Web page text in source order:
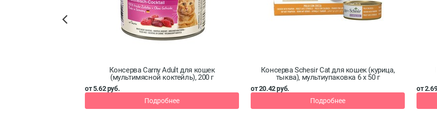
Консерва Carny Adult для кошек
(мультимясной коктейль), 200 г
от 5.62 руб.
Подробнее
Консерва Schesir Cat для кошек (курица,
тыква), мультиупаковка 6 x 50 г
от 20.42 руб.
Подробнее
от